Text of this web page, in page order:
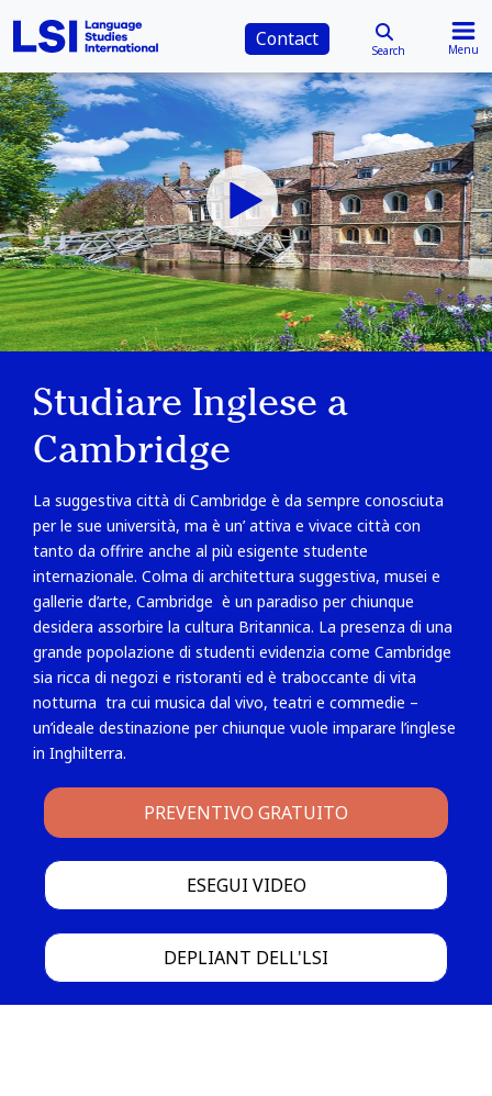
Contact Search Menu
Studiare Inglese a
Cambridge
La suggestiva città di Cambridge è da sempre conosciuta
per le sue università, ma è un’ attiva e vivace città con
tanto da offrire anche al più esigente studente
internazionale. Colma di architettura suggestiva, musei e
gallerie d’arte, Cambridge è un paradiso per chiunque
desidera assorbire la cultura Britannica. La presenza di una
grande popolazione di studenti evidenzia come Cambridge
sia ricca di negozi e ristoranti ed è traboccante di vita
notturna tra cui musica dal vivo, teatri e commedie –
un’ideale destinazione per chiunque vuole imparare l’inglese
in Inghilterra.
PREVENTIVO GRATUITO
ESEGUI VIDEO
DEPLIANT DELL'LSI